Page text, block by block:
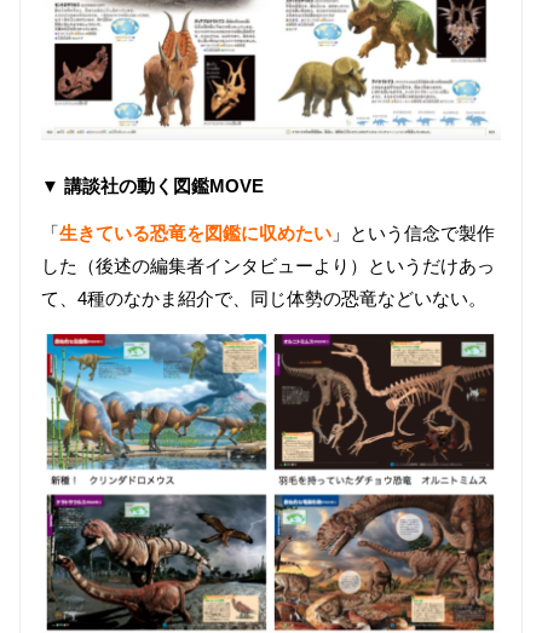
▼ 講談社の動く図鑑MOVE
「生きている恐竜を図鑑に収めたい 」という信念で製作
した（後述の編集者インタビューより）というだけあっ
て、4種のなかま紹介で、同じ体勢の恐竜などいない。